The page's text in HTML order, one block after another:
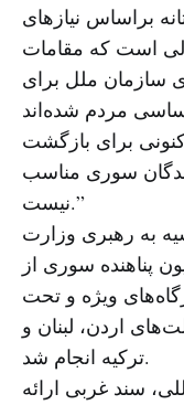
براساس نیازهای
است که مقامات
سازمان ملل برای
برای بازگشت
سوری مناسب
نیست.”
به رهبری وزارت
بازگرداندن ۱٫۷ میلیون پناهنده سوری از
ویژه و تحت
اردن، لبنان و
ترکیه انجام شد.
سند غربی ارائه